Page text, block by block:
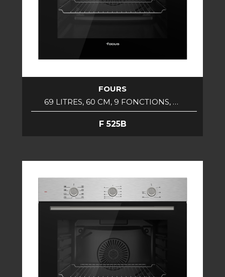
FOURS
69 LITRES, 60 CM, 9 FONCTIONS, …
F 525B